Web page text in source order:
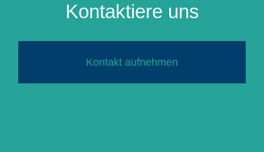
Kontaktiere uns
Kontakt aufnehmen